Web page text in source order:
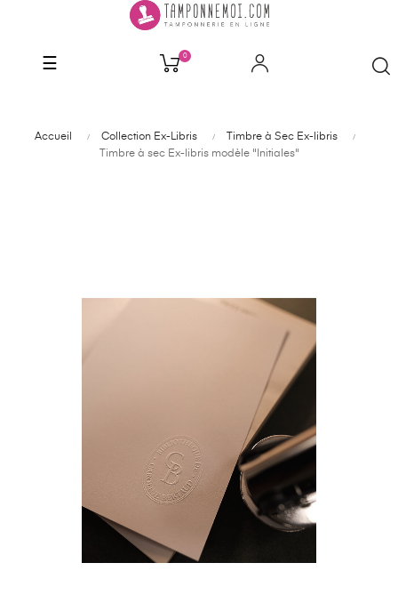
Basculer
☰ 0
Accueil Collection Ex-Libris
Timbre à Sec Ex-libris
Timbre à sec Ex-libris modèle "Initiales"